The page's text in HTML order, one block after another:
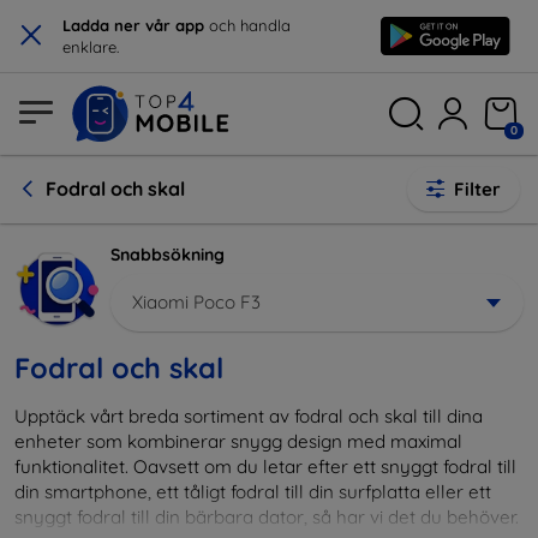
× Ladda ner vår app och handla
enklare.
0
Fodral och skal Filter
Snabbsökning
Xiaomi Poco F3
Fodral och skal
Upptäck vårt breda sortiment av fodral och skal till dina
enheter som kombinerar snygg design med maximal
funktionalitet. Oavsett om du letar efter ett snyggt fodral till
din smartphone, ett tåligt fodral till din surfplatta eller ett
snyggt fodral till din bärbara dator, så har vi det du behöver.